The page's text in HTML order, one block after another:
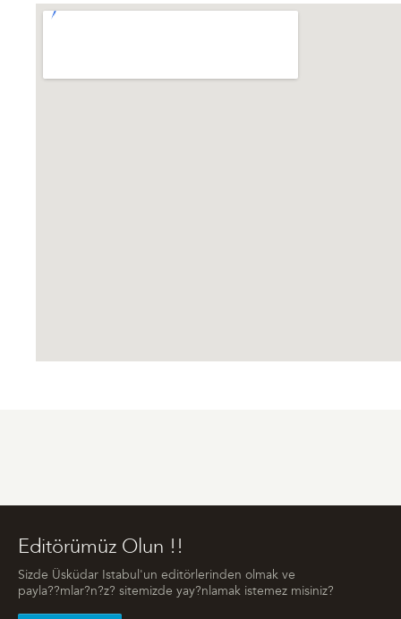
Editörümüz Olun !!
Sizde Üsküdar Istabul'un editörlerinden olmak ve
payla??mlar?n?z? sitemizde yay?nlamak istemez misiniz?